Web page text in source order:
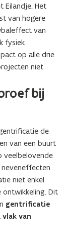
Eilandje. Het
van hogere
van
fysiek
op alle drie
niet
bij
de
van een buurt
veelbelovende
niet enkel
Dit
gentrificatie
van